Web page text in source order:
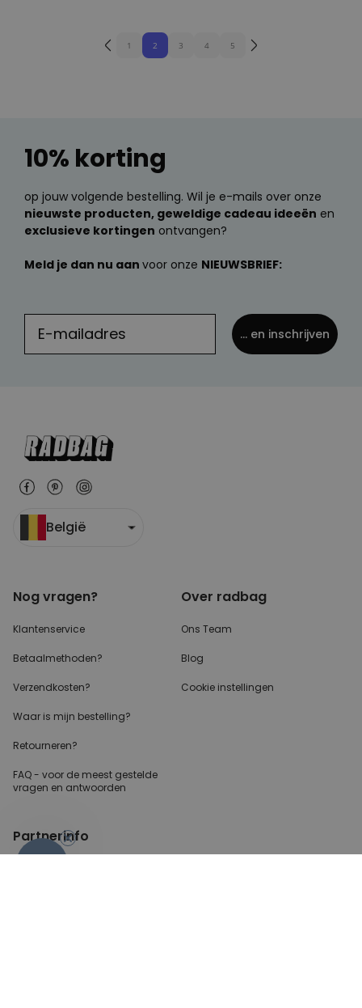
1 2 3 4 5
10% korting
op jouw volgende bestelling. Wil je e-mails over onze
nieuwste producten, geweldige cadeau ideeën en
exclusieve kortingen ontvangen?
Meld je dan nu aan voor onze NIEUWSBRIEF:
... en inschrijven
België
Nog vragen?
Klantenservice
Betaalmethoden?
Verzendkosten?
Waar is mijn bestelling?
Retourneren?
FAQ - voor de meest gestelde
vragen en antwoorden
Over radbag
Ons Team
Blog
Cookie instellingen
Partnerinfo